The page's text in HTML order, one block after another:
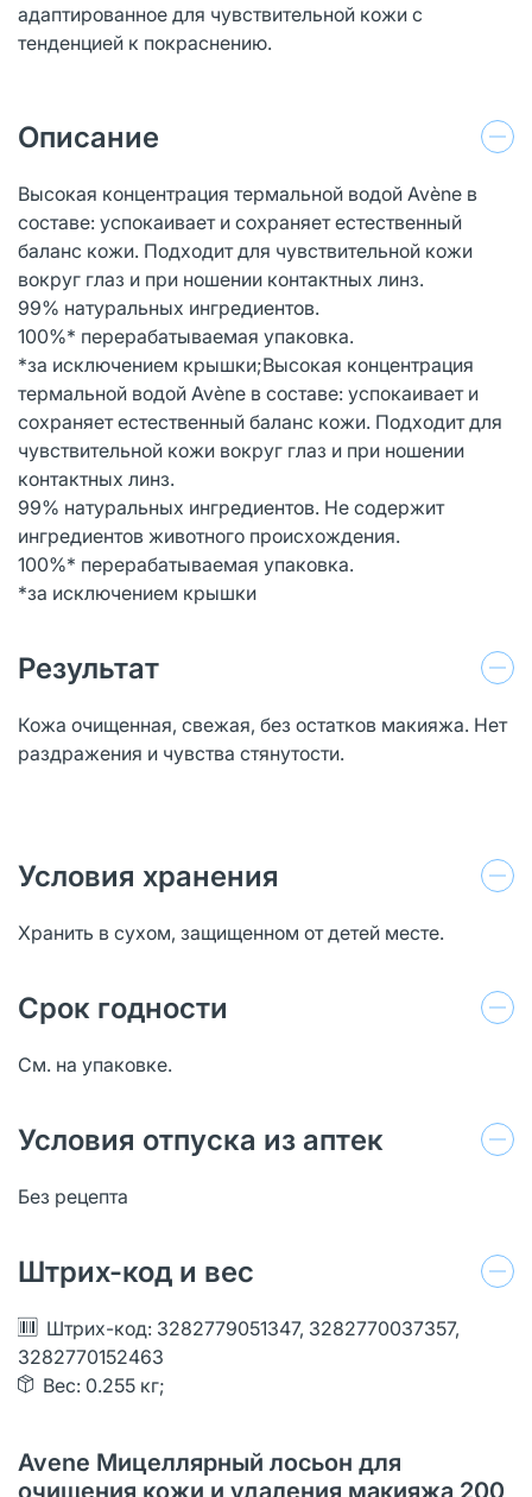
адаптированное для чувствительной кожи с
тенденцией к покраснению.
Описание
Высокая концентрация термальной водой Avène в
составе: успокаивает и сохраняет естественный
баланс кожи. Подходит для чувствительной кожи
вокруг глаз и при ношении контактных линз.
99% натуральных ингредиентов.
100%* перерабатываемая упаковка.
*за исключением крышки;Высокая концентрация
термальной водой Avène в составе: успокаивает и
сохраняет естественный баланс кожи. Подходит для
чувствительной кожи вокруг глаз и при ношении
контактных линз.
99% натуральных ингредиентов. Не содержит
ингредиентов животного происхождения.
100%* перерабатываемая упаковка.
*за исключением крышки
Результат
Кожа очищенная, свежая, без остатков макияжа. Нет
раздражения и чувства стянутости.
Условия хранения
Хранить в сухом, защищенном от детей месте.
Срок годности
См. на упаковке.
Условия отпуска из аптек
Без рецепта
Штрих-код и вес
Штрих-код: 3282779051347, 3282770037357,
3282770152463
Вес: 0.255 кг;
Avene Мицеллярный лосьон для
очищения кожи и удаления макияжа 200